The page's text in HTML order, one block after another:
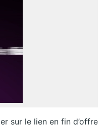
sur le lien en fin d’offre